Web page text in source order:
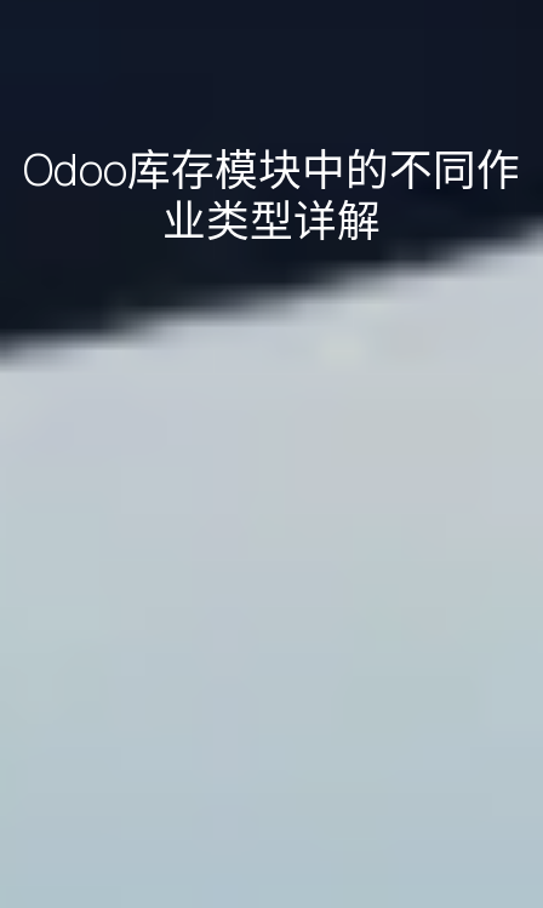
Odoo库存模块中的不同作
业类型详解